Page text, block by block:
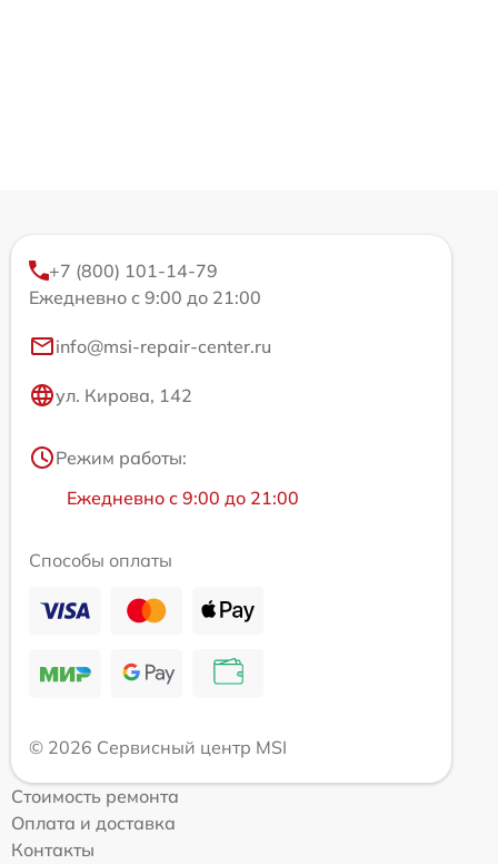
+7 (800) 101-14-79
Ежедневно с 9:00 до 21:00
info@msi-repair-center.ru
ул. Кирова, 142
Режим работы:
Ежедневно с 9:00 до 21:00
Способы оплаты
© 2026 Сервисный центр MSI
Стоимость ремонта
Оплата и доставка
Контакты